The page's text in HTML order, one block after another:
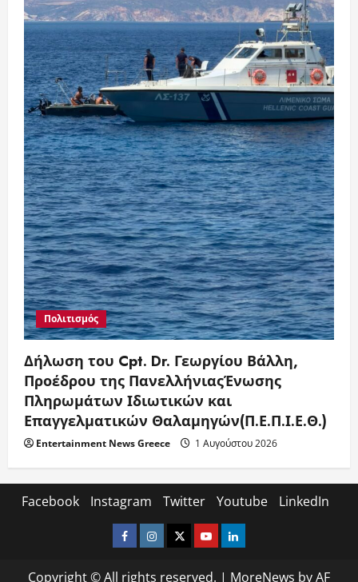
Πολιτισμός
Δήλωση του Cpt. Dr. Γεωργίου Βάλλη,
Προέδρου της ΠανελλήνιαςΈνωσης
Πληρωμάτων Ιδιωτικών και
Επαγγελματικών Θαλαμηγών(Π.Ε.Π.Ι.Ε.Θ.)
Entertainment News Greece 1 Αυγούστου 2026
Facebook Instagram Twitter Youtube LinkedIn
Facebook
Instagram
TwitterYoutubeLinkedIn
Copyright © All rights reserved. | MoreNews by AF